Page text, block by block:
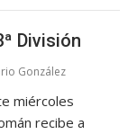
División
González
miércoles
recibe a